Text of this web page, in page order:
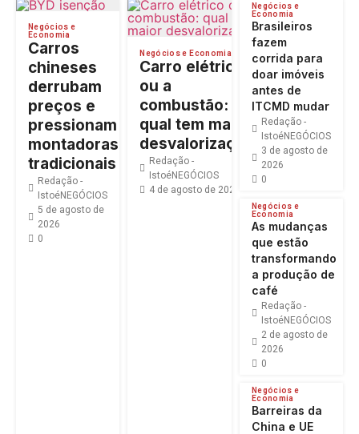
Negócios e
Economia
Carros
chineses
derrubam
preços e
pressionam
montadoras
tradicionais
Redação -
IstoéNEGÓCIOS
5 de agosto de
2026
0
Negócios e Economia
Carro elétrico
ou a
combustão:
qual tem maior
desvalorização?
Redação -
IstoéNEGÓCIOS
4 de agosto de 2026
Negócios e
Economia
Brasileiros
fazem
corrida para
doar imóveis
antes de
ITCMD mudar
Redação -
IstoéNEGÓCIOS
3 de agosto de
2026
0
Negócios e
Economia
As mudanças
que estão
transformando
a produção de
café
Redação -
IstoéNEGÓCIOS
2 de agosto de
2026
0
Negócios e
Economia
Barreiras da
China e UE